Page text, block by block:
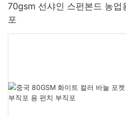
70gsm 선샤인 스펀본드 농업
포